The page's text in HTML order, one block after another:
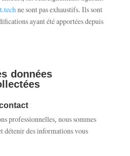
ne sont pas exhaustifs. Ils sont
ayant été apportées depuis
données
professionnelles, nous sommes
détenir des informations vous